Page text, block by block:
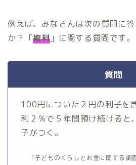
例えば、みなさんは次の質問に
か？「複利 」に関する質問です。
質問
100円についた２円の利子を
利２％で５年間預け続けると
子がつく。
「子どものくらしとお金に関する